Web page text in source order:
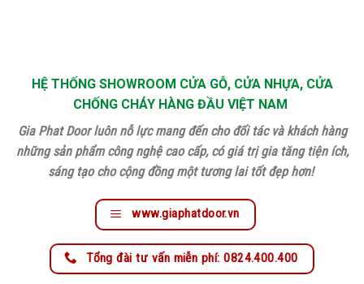
HỆ THỐNG SHOWROOM CỬA GỖ, CỬA NHỰA, CỬA
CHỐNG CHÁY HÀNG ĐẦU VIỆT NAM
Gia Phat Door luôn nỗ lực mang đến cho đối tác và khách hàng
những sản phẩm công nghệ cao cấp, có giá trị gia tăng tiện ích,
sáng tạo cho cộng đồng một tương lai tốt đẹp hơn!
www.giaphatdoor.vn
Tổng đài tư vấn miễn phí: 0824.400.400